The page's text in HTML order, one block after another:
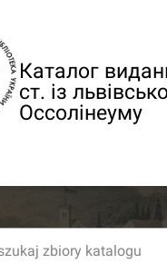
Каталог
ст. із
Оссолінеуму